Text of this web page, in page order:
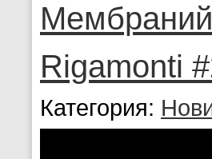
Мембраний
Rigamonti
Категория: